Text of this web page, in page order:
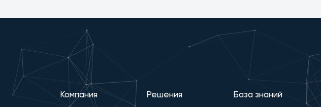
Компания Решения База знаний